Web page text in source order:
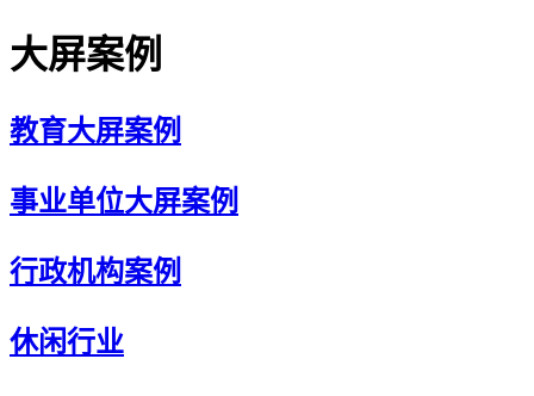
大屏案例
教育大屏案例
事业单位大屏案例
行政机构案例
休闲行业